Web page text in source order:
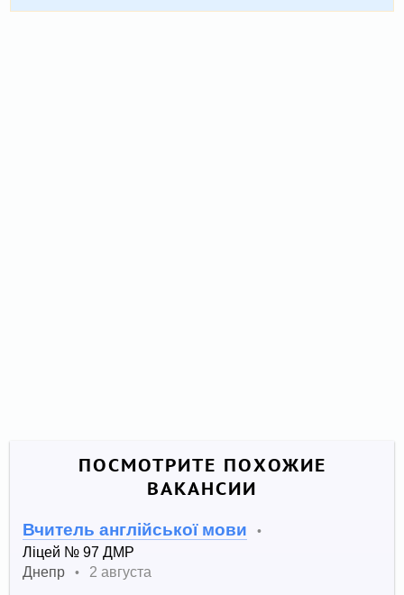
ПОСМОТРИТЕ ПОХОЖИЕ
ВАКАНСИИ
Вчитель англійської мови •
Ліцей № 97 ДМР
Днепр
• 2 августа